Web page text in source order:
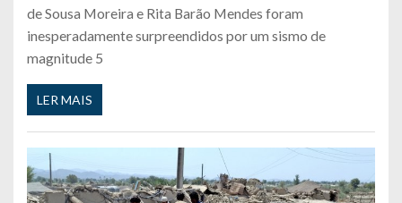
de Sousa Moreira e Rita Barão Mendes foram
inesperadamente surpreendidos por um sismo de
magnitude 5
LER MAIS